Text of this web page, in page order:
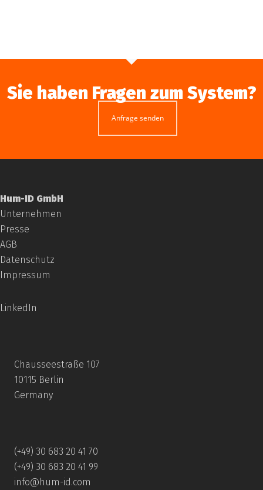
Sie haben Fragen zum System?
Anfrage senden
Hum-ID GmbH
Unternehmen
Presse
AGB
Datenschutz
Impressum
LinkedIn
Chausseestraße 107
10115 Berlin
Germany
(+49) 30 683 20 41 70
(+49) 30 683 20 41 99
info@hum-id.com